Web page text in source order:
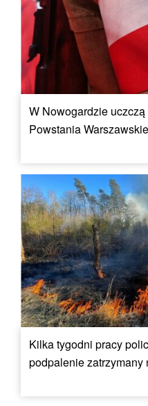
W Nowogardzie
Powstania
Kilka tygodni pracy
podpalenie zatrzymany